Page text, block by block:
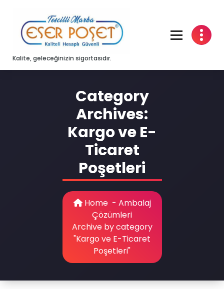
content
Kalite, geleceğinizin sigortasıdır.
Category
Archives:
Kargo ve E-
Ticaret
Poşetleri
Home- Ambalaj
Çözümleri
Archive by category
"Kargo ve E-Ticaret
Poşetleri"